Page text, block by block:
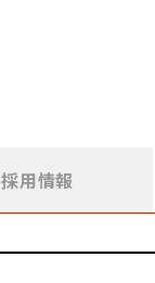
採用情報